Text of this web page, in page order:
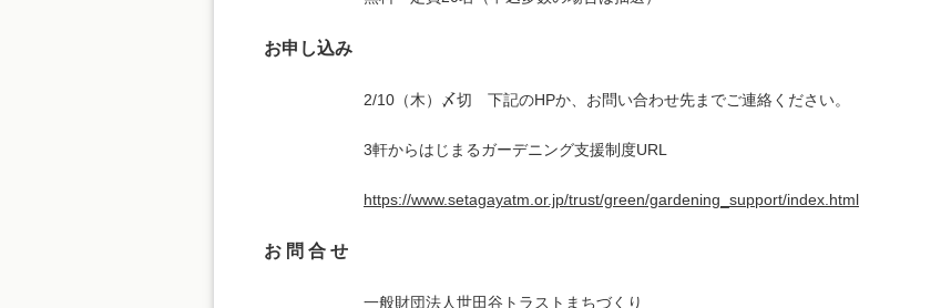
お申し込み
2/10（木）〆切 下記のHPか、お問い合わせ先までご連絡ください。
3軒からはじまるガーデニング支援制度URL
https://www.setagayatm.or.jp/trust/green/gardening_support/index.html
お 問 合 せ
一般財団法人世田谷トラストまちづくり